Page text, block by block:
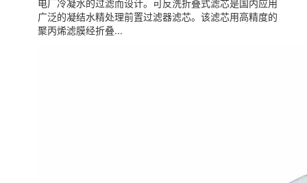
电厂冷凝水的过滤而设计。可反洗折叠式滤芯是国内应用
广泛的凝结水精处理前置过滤器滤芯。该滤芯用高精度的
聚丙烯滤膜经折叠...